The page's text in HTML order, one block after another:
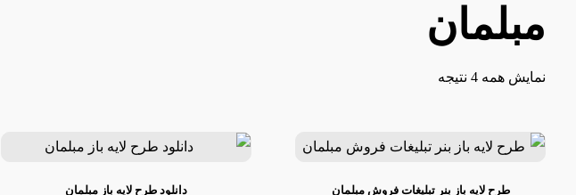
مبلمان
نمایش همه 4 نتیجه
طرح لایه باز بنر تبلیغات فروش مبلمان دانلود طرح لایه باز مبلمان